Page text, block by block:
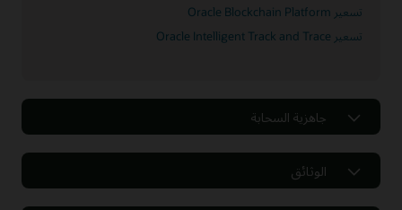
تسعير Oracle Blockchain Platform
تسعير Oracle Intelligent Track and Trace
جاهزية السحابة
الوثائق